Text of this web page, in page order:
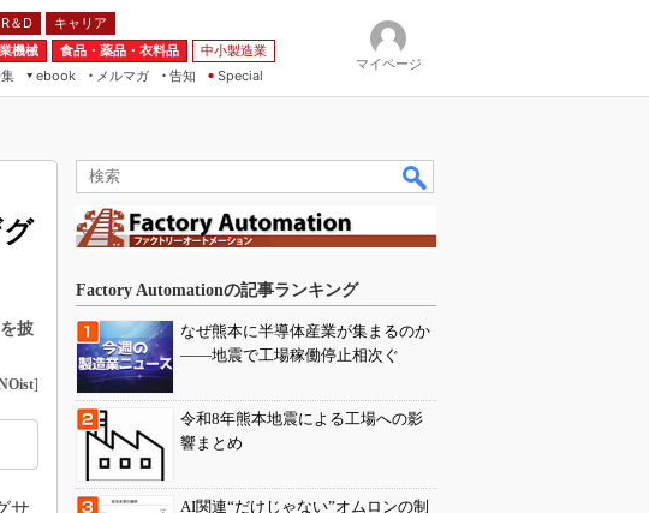
R＆D
キャリア
機械 食品・薬品・衣料品
中小製造業
ebook
メルマガ
告知 Special
マイページ
披
]
サ
Factory Automationの記事ランキング
なぜ熊本に半導体産業が集まるのか
――地震で工場稼働停止相次ぐ
令和8年熊本地震による工場への影
響まとめ
AI関連“だけじゃない”オムロンの制